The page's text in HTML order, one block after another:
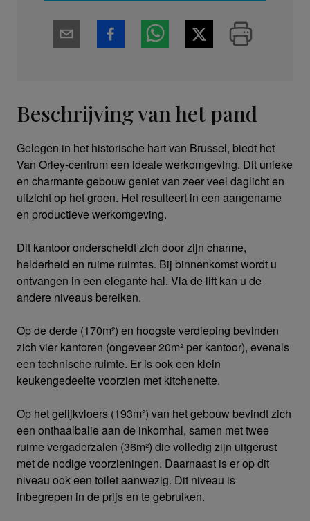
Beschrijving van het pand
Gelegen in het historische hart van Brussel, biedt het
Van Orley-centrum een ideale werkomgeving. Dit unieke
en charmante gebouw geniet van zeer veel daglicht en
uitzicht op het groen. Het resulteert in een aangename
en productieve werkomgeving.
Dit kantoor onderscheidt zich door zijn charme,
helderheid en ruime ruimtes. Bij binnenkomst wordt u
ontvangen in een elegante hal. Via de lift kan u de
andere niveaus bereiken.
Op de derde (170m²) en hoogste verdieping bevinden
zich vier kantoren (ongeveer 20m² per kantoor), evenals
een technische ruimte. Er is ook een klein
keukengedeelte voorzien met kitchenette.
Op het gelijkvloers (193m²) van het gebouw bevindt zich
een onthaalbalie aan de inkomhal, samen met twee
ruime vergaderzalen (36m²) die volledig zijn uitgerust
met de nodige voorzieningen. Daarnaast is er op dit
niveau ook een toilet aanwezig. Dit niveau is
inbegrepen in de prijs en te gebruiken.